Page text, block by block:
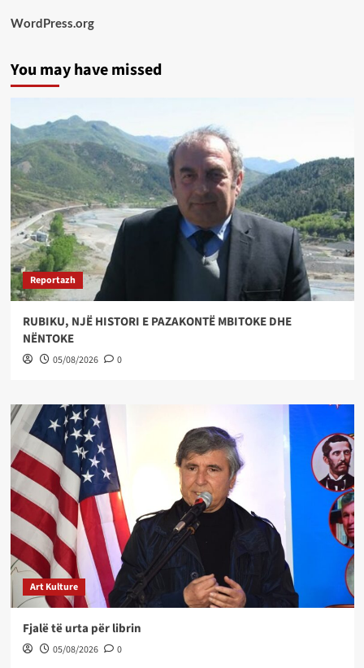
WordPress.org
You may have missed
Reportazh
RUBIKU, NJË HISTORI E PAZAKONTË MBITOKE DHE
NËNTOKE
05/08/2026 0
Art Kulture
Fjalë të urta për librin
05/08/2026 0